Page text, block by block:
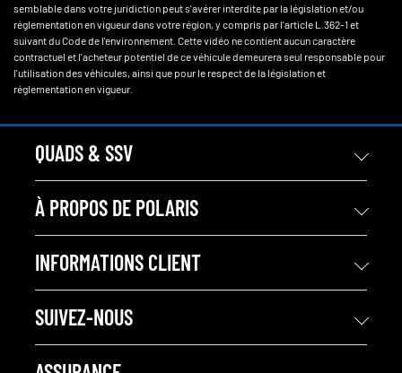
semblable dans votre juridiction peut s'avérer interdite par la législation et/ou
réglementation en vigueur dans votre région, y compris par l'article L.362-1 et
suivant du Code de l'environnement. Cette vidéo ne contient aucun caractère
contractuel et l'acheteur potentiel de ce véhicule demeurera seul responsable pour
l'utilisation des véhicules, ainsi que pour le respect de la législation et
réglementation en vigueur.
QUADS & SSV
À PROPOS DE POLARIS
INFORMATIONS CLIENT
SUIVEZ-NOUS